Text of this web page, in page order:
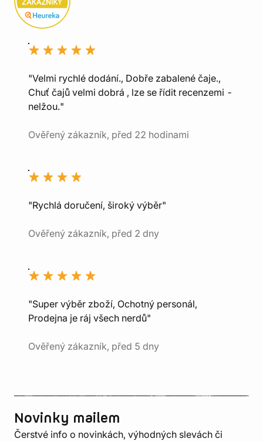
"Velmi rychlé dodání., Dobře zabalené čaje.,
Chuť čajů velmi dobrá , lze se řídit recenzemi -
nelžou."
Ověřený zákazník, před 22 hodinami
"Rychlá doručení, široký výběr"
Ověřený zákazník, před 2 dny
"Super výběr zboží, Ochotný personál,
Prodejna je ráj všech nerdů"
Ověřený zákazník, před 5 dny
Novinky mailem
Čerstvé info o novinkách, výhodných slevách či